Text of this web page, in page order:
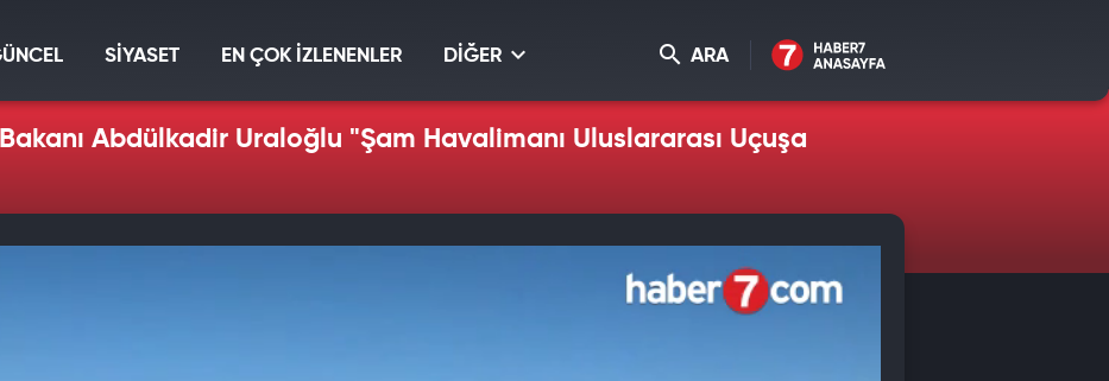
SİYASET EN ÇOK İZLENENLER DİĞER ARA
Abdülkadir Uraloğlu "Şam Havalimanı Uluslararası Uçuşa